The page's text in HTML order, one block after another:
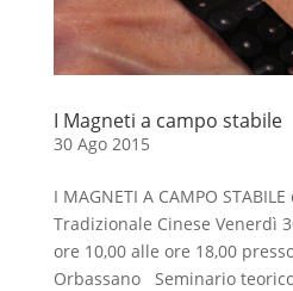
I Magneti a campo stabile
30 Ago 2015
I MAGNETI A CAMPO
Tradizionale Cinese Venerdì
ore 10,00 alle ore 18,00
Orbassano Seminario